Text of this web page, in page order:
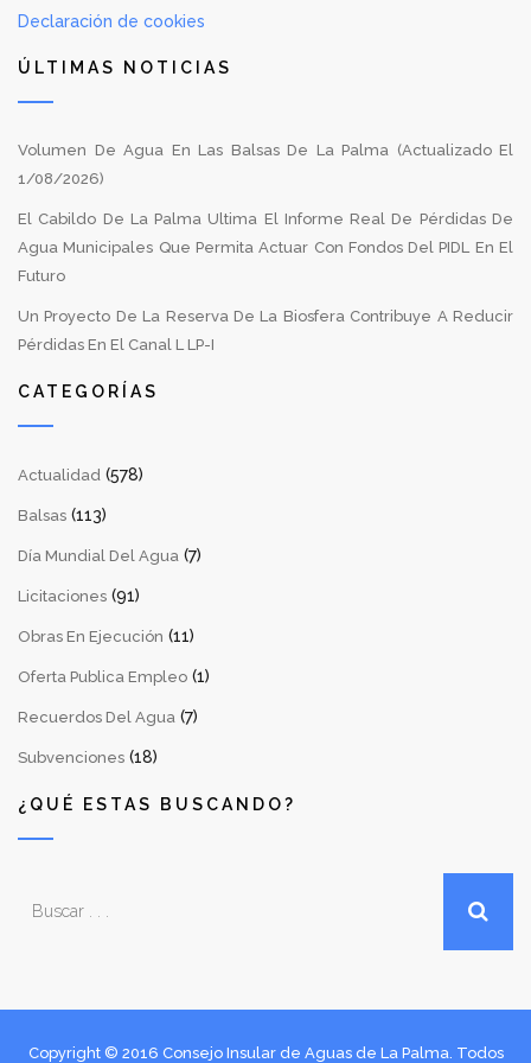
Declaración de cookies
ÚLTIMAS NOTICIAS
Volumen De Agua En Las Balsas De La Palma (Actualizado El
1/08/2026)
El Cabildo De La Palma Ultima El Informe Real De Pérdidas De
Agua Municipales Que Permita Actuar Con Fondos Del PIDL En El
Futuro
Un Proyecto De La Reserva De La Biosfera Contribuye A Reducir
Pérdidas En El Canal L LP-I
CATEGORÍAS
Actualidad (578)
Balsas (113)
Día Mundial Del Agua (7)
Licitaciones (91)
Obras En Ejecución (11)
Oferta Publica Empleo (1)
Recuerdos Del Agua (7)
Subvenciones (18)
¿QUÉ ESTAS BUSCANDO?
Copyright © 2016 Consejo Insular de Aguas de La Palma. Todos